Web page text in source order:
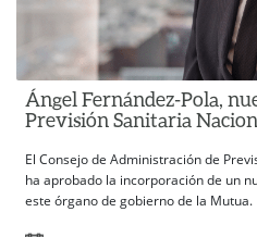
Ángel Fernández-Pola,
Previsión Sanitaria
El Consejo de Administración de
ha aprobado la incorporación de un
este órgano de gobierno de la Mutua.